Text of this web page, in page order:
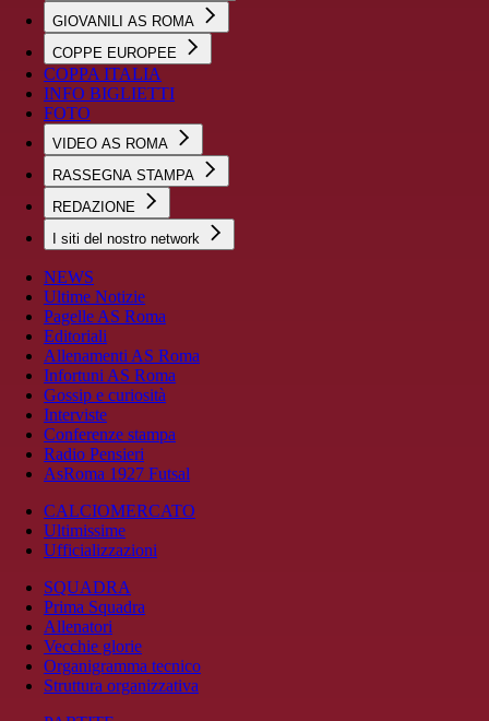
GIOVANILI AS ROMA
COPPE EUROPEE
COPPA ITALIA
INFO BIGLIETTI
FOTO
VIDEO AS ROMA
RASSEGNA STAMPA
REDAZIONE
I siti del nostro network
NEWS
Ultime Notizie
Pagelle AS Roma
Editoriali
Allenamenti AS Roma
Infortuni AS Roma
Gossip e curiosità
Interviste
Conferenze stampa
Radio Pensieri
AsRoma 1927 Futsal
CALCIOMERCATO
Ultimissime
Ufficializzazioni
SQUADRA
Prima Squadra
Allenatori
Vecchie glorie
Organigramma tecnico
Struttura organizzativa